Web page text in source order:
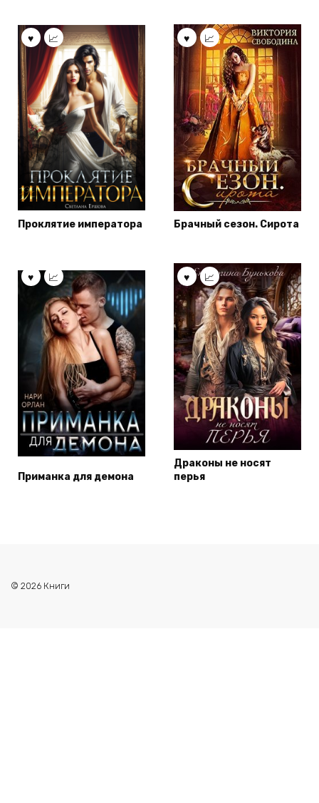
Проклятие императора Брачный сезон. Сирота
Приманка для демона
Драконы не носят
перья
© 2026 Книги